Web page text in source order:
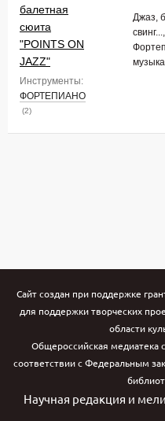
балетная
сюита
"POINTS ON
JAZZ"
Инструменты:
ФОРТЕПИАНО
(2)
Джаз,
свинг...,
Сайт создан при поддержке
для поддержки творческих
области
Общероссийская медиатека
соответствии с Федеральным
Научная редакция и